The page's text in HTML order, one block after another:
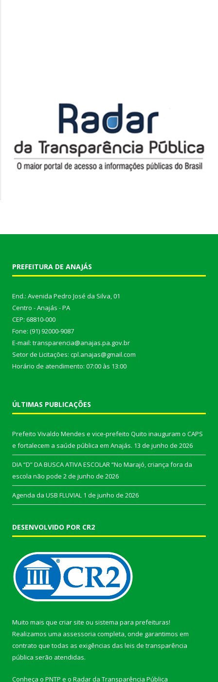
PREFEITURA DE ANAJÁS
End.: Avenida Pedro José da Silva, 01
Centro - Anajás - PA
CEP: 68810-000
Fone: (91) 92000-9087
E-mail: transparencia@anajas.pa.gov.br
Setor de Licitações: cpl.anajas@gmail.com
Horário de atendimento: 07:00 às 13:00
ÚLTIMAS PUBLICAÇÕES
Prefeito Vivaldo Mendes e vice-prefeito Quito inauguram o CAPS
e fortalecem a saúde pública em Anajás. 13 de junho de 2026
DIA “D” DA BUSCA ATIVA ESCOLAR “No Marajó, criança fora da
escola não pode 2 de junho de 2026
Agenda da USB FLUVIAL 1 de junho de 2026
DESENVOLVIDO POR CR2
Muito mais que criar site ou sistema para prefeituras!
Realizamos uma assessoria completa, onde garantimos em
contrato que todas as exigências das leis de transparência
pública serão atendidas.
Conheça o PNTP e o Radar da Transparência Pública